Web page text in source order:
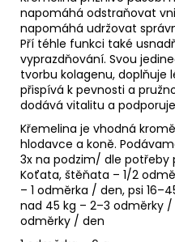
napomáhá odstraňovat
napomáhá udržovat
Pří téhle funkci také
vyprazdňování. Svou
tvorbu kolagenu, doplňuje
přispívá k pevnosti a
dodává vitalitu a
Křemelina je vhodná
hlodavce a koně.
3x na podzim/ dle potřeby
Koťata, štěňata –⁠ 1/2
– 1 odměrka / den, psi
nad 45 kg – 2–⁠3 odměrky
odměrky / den